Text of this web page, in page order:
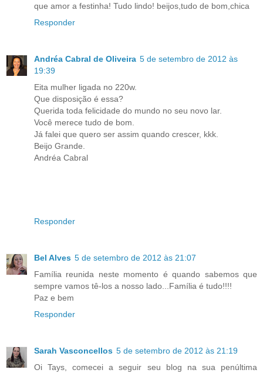
que amor a festinha! Tudo lindo! beijos,tudo de bom,chica
Responder
Andréa Cabral de Oliveira 5 de setembro de 2012 às
19:39
Eita mulher ligada no 220w.
Que disposição é essa?
Querida toda felicidade do mundo no seu novo lar.
Você merece tudo de bom.
Já falei que quero ser assim quando crescer, kkk.
Beijo Grande.
Andréa Cabral
Responder
Bel Alves 5 de setembro de 2012 às 21:07
Família reunida neste momento é quando sabemos que
sempre vamos tê-los a nosso lado...Família é tudo!!!!
Paz e bem
Responder
Sarah Vasconcellos 5 de setembro de 2012 às 21:19
Oi Tays, comecei a seguir seu blog na sua penúltima